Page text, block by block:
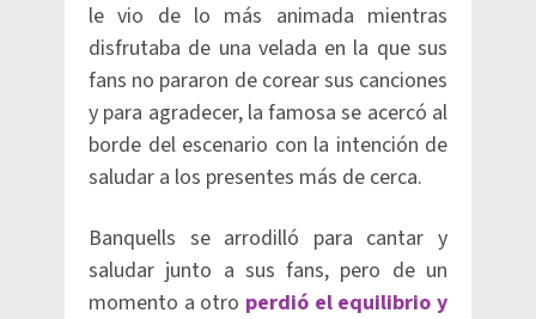
le vio de lo más animada mientras
disfrutaba de una velada en la que sus
fans no pararon de corear sus canciones
y para agradecer, la famosa se acercó al
borde del escenario con la intención de
saludar a los presentes más de cerca.
Banquells se arrodilló para cantar y
saludar junto a sus fans, pero de un
momento a otro perdió el equilibrio y